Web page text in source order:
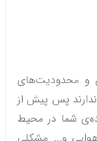
و محدودیت‌های
پس پیش از
شما در محیط